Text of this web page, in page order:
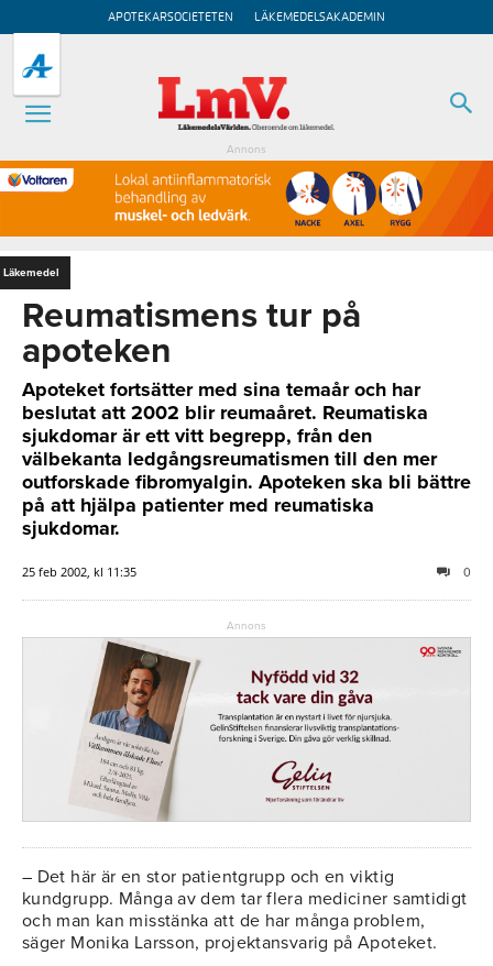
APOTEKARSOCIETETEN LÄKEMEDELSAKADEMIN
Annons
Läkemedel
Reumatismens tur på
apoteken
Apoteket fortsätter med sina temaår och har
beslutat att 2002 blir reumaåret. Reumatiska
sjukdomar är ett vitt begrepp, från den
välbekanta ledgångsreumatismen till den mer
outforskade fibromyalgin. Apoteken ska bli bättre
på att hjälpa patienter med reumatiska
sjukdomar.
25 feb 2002, kl 11:35 0
Annons
– Det här är en stor patientgrupp och en viktig
kundgrupp. Många av dem tar flera mediciner samtidigt
och man kan misstänka att de har många problem,
säger Monika Larsson, projektansvarig på Apoteket.